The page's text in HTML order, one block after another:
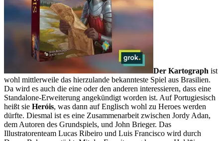
Der Kartograph ist
wohl mittlerweile das hierzulande bekannteste Spiel aus Brasilien.
Da wird es auch die eine oder den anderen interessieren, dass eine
Standalone-Erweiterung angekündigt worden ist. Auf Portugiesisch
heißt sie Heróis, was dann auf Englisch wohl zu Heroes werden
dürfte. Diesmal ist es eine Zusammenarbeit zwischen Jordy Adan,
dem Autoren des Grundspiels, und John Brieger. Das
Illustratorenteam Lucas Ribeiro und Luis Francisco wird durch